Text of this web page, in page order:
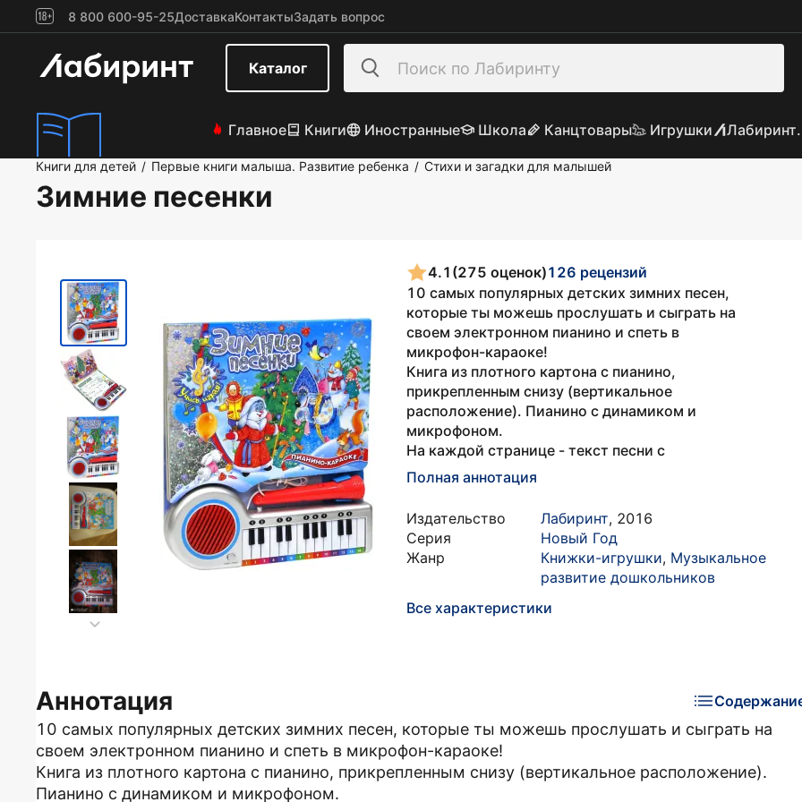
8 800 600-95-25ДоставкаКонтактыЗадать вопрос
Каталог
Главное Книги Иностранные Школа Канцтовары Игрушки
Книги для детей / Первые книги малыша. Развитие ребенка / Стихи и загадки для малышей
Зимние песенки
4.1 (275 оценок)126 рецензий
10 самых популярных детских зимних песен,
которые ты можешь прослушать и сыграть на
своем электронном пианино и спеть в
микрофон-караоке!
Книга из плотного картона с пианино,
прикрепленным снизу (вертикальное
расположение). Пианино с динамиком и
микрофоном.
На каждой странице - текст песни с
Полная аннотация
Издательство Лабиринт, 2016
Серия
Новый Год
Жанр
Книжки-игрушки, Музыкальное
развитие дошкольников
Все характеристики
Аннотация
10 самых популярных детских зимних песен, которые ты можешь прослушать и сыграть на
своем электронном пианино и спеть в микрофон-караоке!
Книга из плотного картона с пианино, прикрепленным снизу (вертикальное расположение).
Пианино с динамиком и микрофоном.